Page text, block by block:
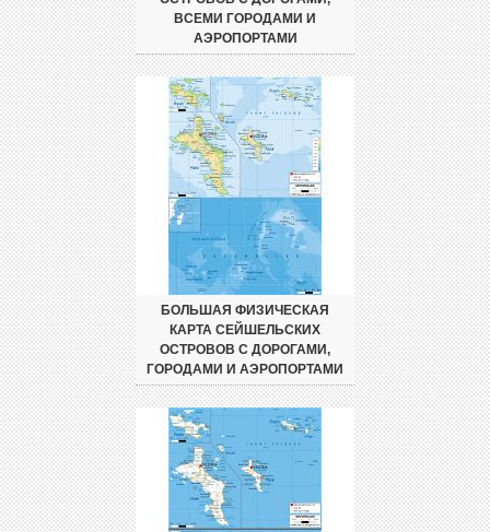
ВСЕМИ ГОРОДАМИ И
АЭРОПОРТАМИ
БОЛЬШАЯ ФИЗИЧЕСКАЯ
КАРТА СЕЙШЕЛЬСКИХ
ОСТРОВОВ С ДОРОГАМИ,
ГОРОДАМИ И АЭРОПОРТАМИ